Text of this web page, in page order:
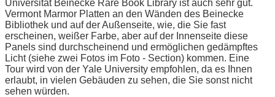
Universität Beinecke Rare Book Library ist auch sehr gut.
Vermont Marmor Platten an den Wänden des Beinecke
Bibliothek und auf der Außenseite, wie, die Sie fast
erscheinen, weißer Farbe, aber auf der Innenseite diese
Panels sind durchscheinend und ermöglichen gedämpftes
Licht (siehe zwei Fotos im Foto - Section) kommen. Eine
Tour wird von der Yale University empfohlen, da es Ihnen
erlaubt, in vielen Gebäuden zu sehen, die Sie sonst nicht
sehen würden.